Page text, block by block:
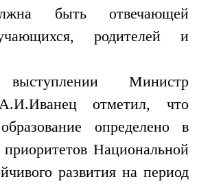
быть отвечающей
родителей и
Министр
отметил, что
определено в
Национальной
развития на период